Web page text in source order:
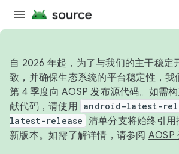
自 2026 年起，为了与我们的主干稳定
致，并确保生态系统的平台稳定性，我
第 4 季度向 AOSP 发布源代码。如需
献代码，请使用 android-latest-
latest-release 清单分支将始终引
新版本。如需了解详情，请参阅 AOSP